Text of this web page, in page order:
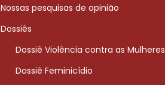
Nossas pesquisas de opinião
Dossiês
Dossiê Violência contra as Mulheres
Dossiê Feminicídio